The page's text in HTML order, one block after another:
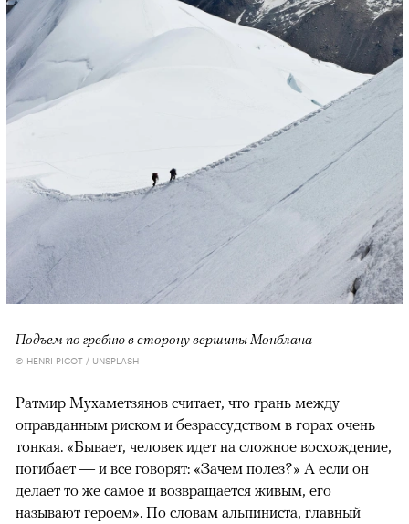
Подъем по гребню в сторону вершины Монблана
© HENRI PICOT / UNSPLASH
Ратмир Мухаметзянов считает, что грань между
оправданным риском и безрассудством в горах очень
тонкая. «Бывает, человек идет на сложное восхождение,
погибает — и все говорят: «Зачем полез?» А если он
делает то же самое и возвращается живым, его
называют героем». По словам альпиниста, главный